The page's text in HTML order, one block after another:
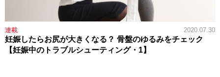
連載 2020.07.30
妊娠したらお尻が大きくなる？ 骨盤のゆるみをチェック
【妊娠中のトラブルシューティング・1】